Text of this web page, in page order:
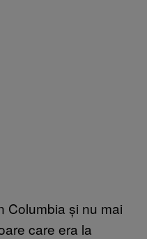
Columbia și nu mai
care era la